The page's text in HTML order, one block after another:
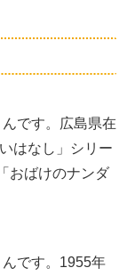
んです。広島県在
はなし」シリー
おばけのナンダ
んです。1955年